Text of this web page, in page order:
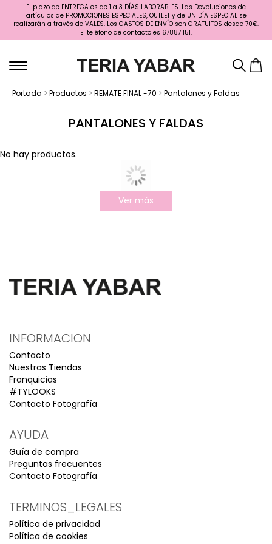
El plazo de ENTREGA es de 1 a 3 DÍAS LABORABLES. Las Devoluciones de
artículos de PROMOCIONES ESPECIALES, OUTLET y de UN DÍA ESPECIAL se
realizarán a través de VALES. Los GASTOS DE ENVÍO son GRATUITOS desde 70€.
El teléfono de contacto es 678871151.
Portada > Productos > REMATE FINAL -70 > Pantalones y Faldas
PANTALONES Y FALDAS
No hay productos.
Ver más
INFORMACION
Contacto
Nuestras Tiendas
Franquicias
#TYLOOKS
Contacto Fotografía
AYUDA
Guía de compra
Preguntas frecuentes
Contacto Fotografía
TERMINOS_LEGALES
Política de privacidad
Política de cookies